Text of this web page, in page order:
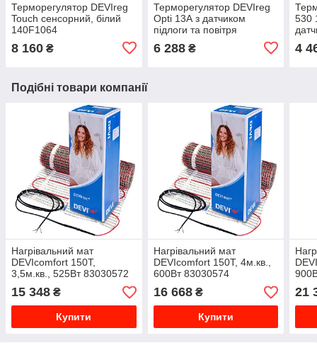
Терморегулятор DEVIreg
Touch сенсорний, білий
140F1064
8 160 ₴
Терморегулятор DEVIreg
Opti 13А з датчиком
підлоги та повітря
6 288₴
530
4
Подібні товари компанії
Нагрівальний мат
DEVIcomfort 150T,
3,5м.кв., 525Вт 83030572
15 348 ₴
Купити
Нагрівальний мат
DEVIcomfort 150T, 4м.кв.,
600Вт 83030574
16 668₴
Купити
21